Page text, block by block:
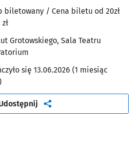
biletowany / Cena biletu od 20zł
Grotowskiego, Sala Teatru
się 13.06.2026 (1 miesiąc
artykuł